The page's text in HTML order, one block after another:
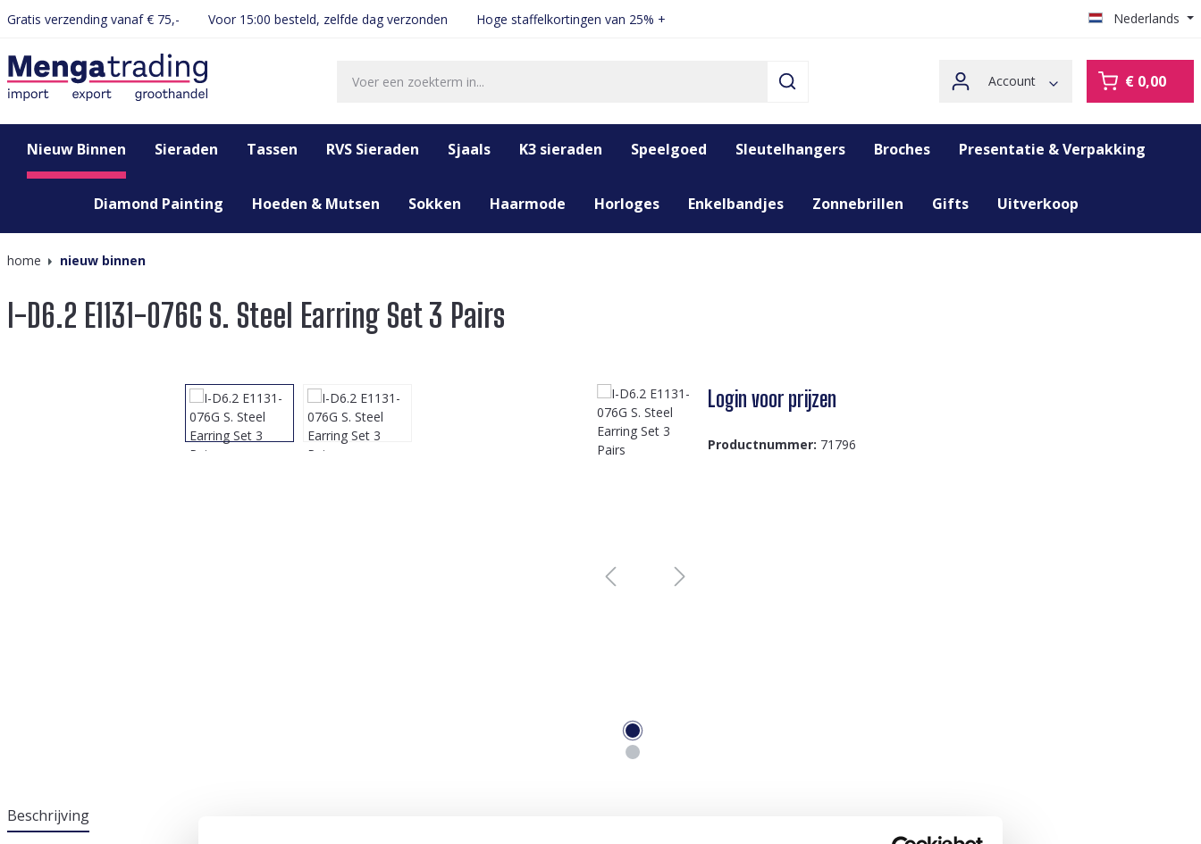
Ga naar de hoofdnavigatie
Gratis verzending vanaf € 75,- Voor 15:00 besteld, zelfde dag verzonden Hoge staffelkortingen van 25% + Nederlands
Account € 0,00
Nieuw Binnen Sieraden Tassen RVS Sieraden Sjaals K3 sieraden Speelgoed Sleutelhangers Broches Presentatie & Verpakking
Diamond Painting Hoeden & Mutsen Sokken Haarmode Horloges Enkelbandjes Zonnebrillen Gifts Uitverkoop
home nieuw binnen
I-D6.2 E1131-076G S. Steel Earring Set 3 Pairs
Login voor prijzen
Productnummer: 71796
Beschrijving